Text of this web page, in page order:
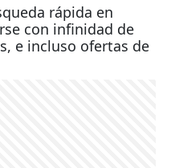
rápida en
con infinidad de
e incluso ofertas de